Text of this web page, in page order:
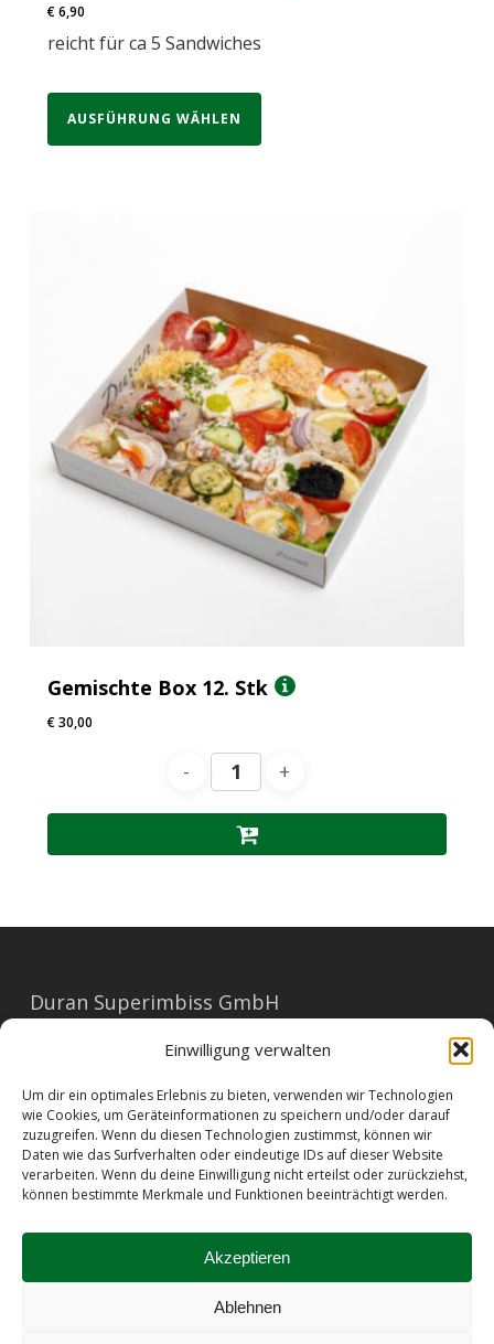
Einwilligung verwalten
Um dir ein optimales Erlebnis zu bieten, verwenden wir Technologien
wie Cookies, um Geräteinformationen zu speichern und/oder darauf
zuzugreifen. Wenn du diesen Technologien zustimmst, können wir
Daten wie das Surfverhalten oder eindeutige IDs auf dieser Website
verarbeiten. Wenn du deine Einwilligung nicht erteilst oder zurückziehst,
können bestimmte Merkmale und Funktionen beeinträchtigt werden.
Akzeptieren
Ablehnen
€6,90
reicht für ca 5 Sandwiches
AUSFÜHRUNG WÄHLEN
Gemischte Box 12. Stk
€30,00
Duran Superimbiss GmbH
E-Mail: office@duran.at
Tel: 01/596 23 73
|
Datenschutz|Allergene|Kontakt